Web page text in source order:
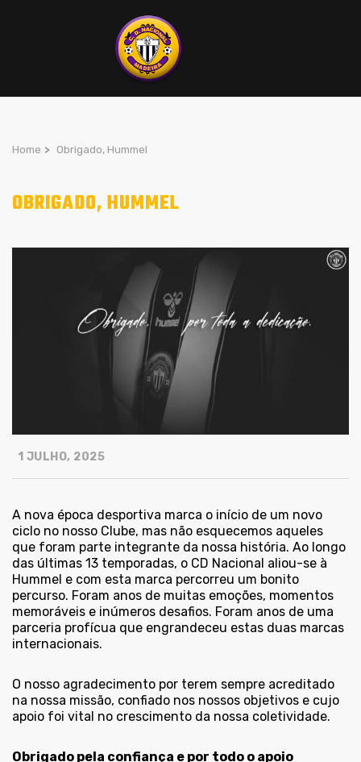
Home > Obrigado, Hummel
OBRIGADO, HUMMEL
1 JULHO, 2025
A nova época desportiva marca o início de um novo
ciclo no nosso Clube, mas não esquecemos aqueles
que foram parte integrante da nossa história. Ao longo
das últimas 13 temporadas, o CD Nacional aliou-se à
Hummel e com esta marca percorreu um bonito
percurso. Foram anos de muitas emoções, momentos
memoráveis e inúmeros desafios. Foram anos de uma
parceria profícua que engrandeceu estas duas marcas
internacionais.
O nosso agradecimento por terem sempre acreditado
na nossa missão, confiado nos nossos objetivos e cujo
apoio foi vital no crescimento da nossa coletividade.
Obrigado pela confiança e por todo o apoio